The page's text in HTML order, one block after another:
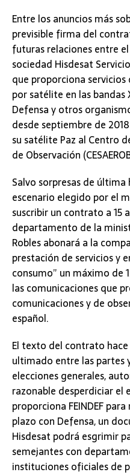
Entre los anuncios más
previsible firma del
futuras relaciones entre
sociedad Hisdesat
que proporciona
por satélite en las bandas
Defensa y otros
desde septiembre de
su satélite Paz al Centro
de Observación
Salvo sorpresas de última
escenario elegido por el
suscribir un contrato a 15
departamento de la
Robles abonará a la
prestación de servicios y
consumo” un máximo de
las comunicaciones que
comunicaciones y de
español.
El texto del contrato
ultimado entre las partes
elecciones generales,
razonable desperdiciar el
proporciona FEINDEF
plazo con Defensa, un
Hisdesat podrá esgrimir
semejantes con
instituciones oficiales de